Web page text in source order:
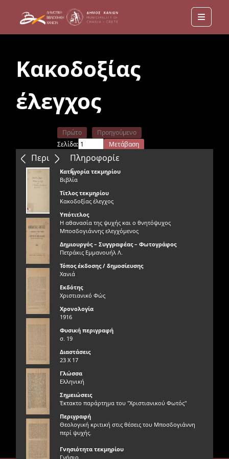
Menu
Κακοδοξίας
έλεγχος
Περιεχόμενα
Πρώτο
Προηγούμενο
Σελίδα:
Μετάβαση
Επόμενο
Τελευταίο
Πληροφορίε
ς
Κατηγορία τεκμηρίου
Βιβλία
Τίτλος τεκμηρίου
Κακοδοξίας έλεγχος
Υπότιτλος
Η αθανασία της ψυχής και ο θνητόψυχος
Μποσδογιάννης ελεγχόμενος
Δημιουργός – Συγγραφέας – Φωτογράφος
Πετράκις Εμμανουήλ Λ.
Τόπος έκδοσης / δημοσίευσης
Χανιά
Εκδότης
Χριστιανικό Φώς
Χρονολογία
1916
Φυσική περιγραφή
σ. 19
Διαστάσεις
23 Χ 17
Γλώσσα
Ελληνική
Σημειώσεις
Έκτακτο παράρτημα του "Χριστιανικού Φωτός"
Περιγραφή
Θεολογική κριτική στις θέσεις του Μποσδογιάννη
περί ψυχής.
Γνησιότητα τεκμηρίου
Γνήσιο